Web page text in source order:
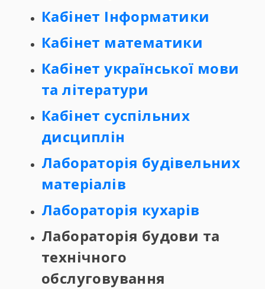
Кабінет Інформатики
Кабінет математики
Кабінет української мови
та літератури
Кабінет суспільних
дисциплін
Лабораторія будівельних
матеріалів
Лабораторія кухарів
Лабораторія будови та
технічного
обслуговування